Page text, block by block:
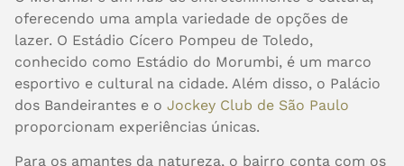
oferecendo uma ampla variedade de opções de
lazer. O Estádio Cícero Pompeu de Toledo,
conhecido como Estádio do Morumbi, é um marco
esportivo e cultural na cidade. Além disso, o Palácio
dos Bandeirantes e o Jockey Club de São Paulo
proporcionam experiências únicas.
Para os amantes da natureza, o bairro conta com os